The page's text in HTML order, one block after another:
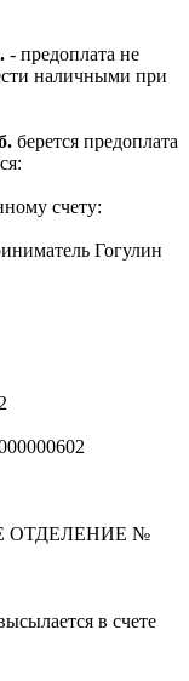
- предоплата не
наличными при
берется предоплата
счету:
Гогулин
ОТДЕЛЕНИЕ №
в счете